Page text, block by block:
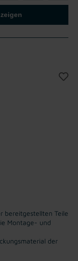
bereitgestellten Teile
Montage- und
der